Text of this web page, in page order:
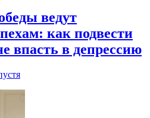
ведут
как подвести
впасть в депрессию